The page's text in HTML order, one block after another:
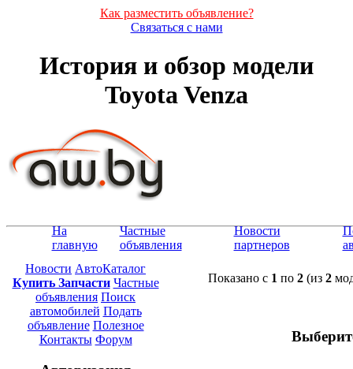
Как разместить объявление?
Связаться с нами
История и обзор модели
Toyota Venza
На
главную
Частные
объявления
Новости
партнеров
Новости АвтоКаталог
Купить Запчасти Частные
объявления Поиск
автомобилей Подать
объявление Полезное
Контакты Форум
Показано с 1 по 2(из 2